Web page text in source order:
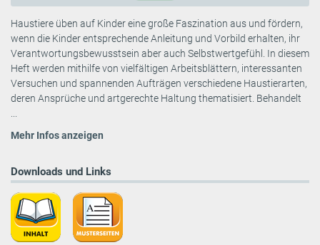
Haustiere üben auf Kinder eine große Faszination aus und fördern,
wenn die Kinder entsprechende Anleitung und Vorbild erhalten, ihr
Verantwortungsbewusstsein aber auch Selbstwertgefühl. In diesem
Heft werden mithilfe von vielfältigen Arbeitsblättern, interessanten
Versuchen und spannenden Aufträgen verschiedene Haustierarten,
deren Ansprüche und artgerechte Haltung thematisiert. Behandelt
Mehr Infos anzeigen
Downloads und Links